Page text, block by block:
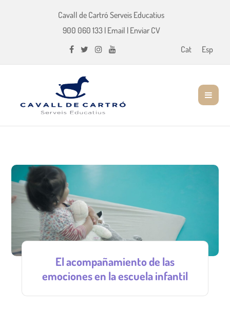
Cavall de Cartró Serveis Educatius
900 060 133| Email | Enviar CV
Cat
Esp
El acompañamiento de las
emociones en la escuela infantil